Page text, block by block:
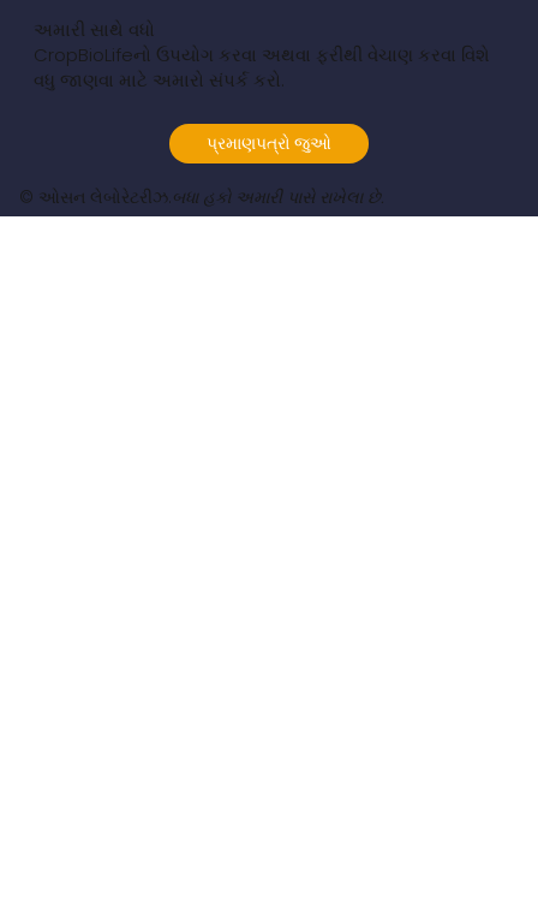
અમારી સાથે વધો
CropBioLifeનો ઉપયોગ કરવા અથવા ફરીથી વેચાણ કરવા વિશે
વધુ જાણવા માટે અમારો સંપર્ક કરો.
પ્રમાણપત્રો જુઓ
© ઓસન લેબોરેટરીઝ.બધા હકો અમારી પાસે રાખેલા છે.